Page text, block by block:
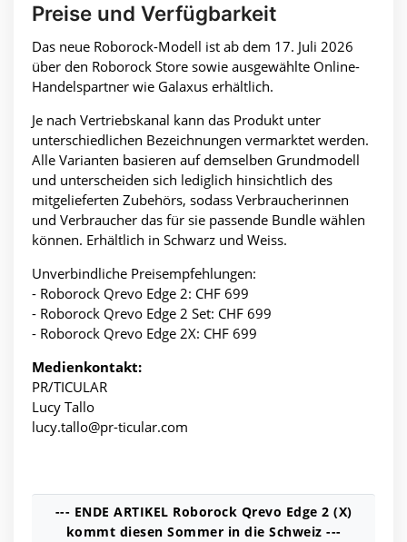
Preise und Verfügbarkeit
Das neue Roborock-Modell ist ab dem 17. Juli 2026
über den Roborock Store sowie ausgewählte Online-
Handelspartner wie Galaxus erhältlich.
Je nach Vertriebskanal kann das Produkt unter
unterschiedlichen Bezeichnungen vermarktet werden.
Alle Varianten basieren auf demselben Grundmodell
und unterscheiden sich lediglich hinsichtlich des
mitgelieferten Zubehörs, sodass Verbraucherinnen
und Verbraucher das für sie passende Bundle wählen
können. Erhältlich in Schwarz und Weiss.
Unverbindliche Preisempfehlungen:
- Roborock Qrevo Edge 2: CHF 699
- Roborock Qrevo Edge 2 Set: CHF 699
- Roborock Qrevo Edge 2X: CHF 699
Medienkontakt:
PR/TICULAR
Lucy Tallo
lucy.tallo@pr-ticular.com
--- ENDE ARTIKEL Roborock Qrevo Edge 2 (X)
kommt diesen Sommer in die Schweiz ---